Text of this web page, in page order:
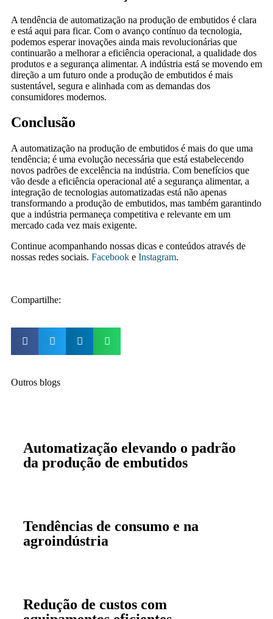
A tendência de automatização na produção de embutidos é clara
e está aqui para ficar. Com o avanço contínuo da tecnologia,
podemos esperar inovações ainda mais revolucionárias que
continuarão a melhorar a eficiência operacional, a qualidade dos
produtos e a segurança alimentar. A indústria está se movendo em
direção a um futuro onde a produção de embutidos é mais
sustentável, segura e alinhada com as demandas dos
consumidores modernos.
Conclusão
A automatização na produção de embutidos é mais do que uma
tendência; é uma evolução necessária que está estabelecendo
novos padrões de excelência na indústria. Com benefícios que
vão desde a eficiência operacional até a segurança alimentar, a
integração de tecnologias automatizadas está não apenas
transformando a produção de embutidos, mas também garantindo
que a indústria permaneça competitiva e relevante em um
mercado cada vez mais exigente.
Continue acompanhando nossas dicas e conteúdos através de
nossas redes sociais. Facebook e Instagram.
Compartilhe:
Outros blogs
Automatização elevando o padrão
da produção de embutidos
Tendências de consumo e na
agroindústria
Redução de custos com